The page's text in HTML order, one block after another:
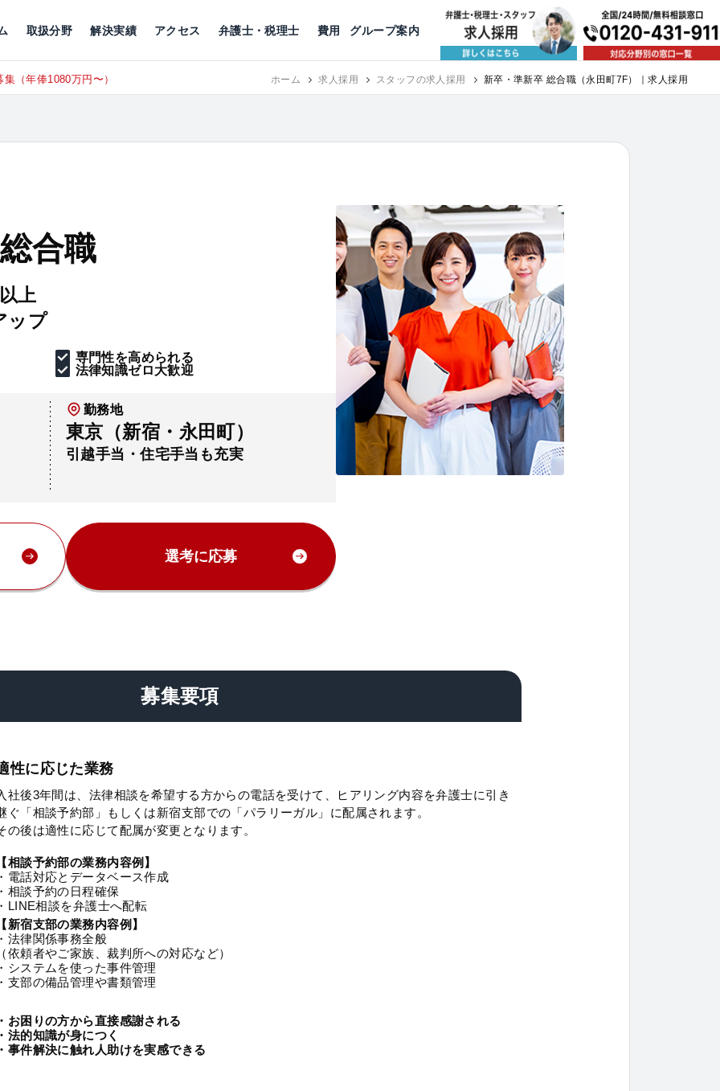
取扱分野
公益活動
解決実績 アクセス
京都 神戸 福岡
弁護士・税理士 費用 グループ案内
RECRUIT 東京にて、相談予約スタッフ募集（月給38万以上）
合職
上
ップ
専門性を高められる
法律知識ゼロ大歓迎
勤務地
東京（新宿・永田町）
引越手当・住宅手当も充実
選考に応募
募集要項
性に応じた業務
社後3年間は、法律相談を希望する方からの電話を受けて、ヒアリング内容を弁護士に引き
ぐ「相談予約部」もしくは新宿支部での「パラリーガル」に配属されます。
の後は適性に応じて配属が変更となります。
相談予約部の業務内容例】
電話対応とデータベース作成
相談予約の日程確保
LINE相談を弁護士へ配転
新宿支部の業務内容例】
法律関係事務全般
依頼者やご家族、裁判所への対応など）
システムを使った事件管理
支部の備品管理や書類管理
お困りの方から直接感謝される
法的知識が身につく
事件解決に触れ人助けを実感できる
ホーム 求人採用 スタッフの求人採用 新卒・準新卒 総合職（永田町7F）｜求人採用